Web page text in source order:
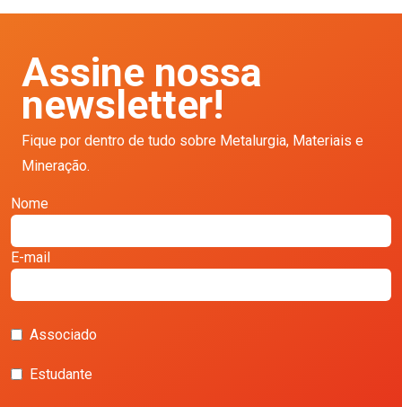
Assine nossa
newsletter!
Fique por dentro de tudo sobre Metalurgia, Materiais e
Mineração.
Nome
E-mail
Associado
Estudante